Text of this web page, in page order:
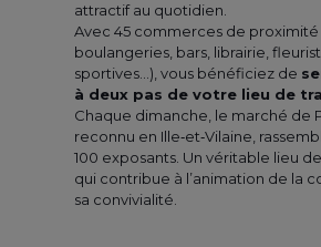
attractif au quotidien.
Avec 45 commerces de proximité
boulangeries, bars, librairie,
sportives…), vous bénéficiez de
à deux pas de votre lieu de
Chaque dimanche, le marché de
reconnu en Ille‑et‑Vilaine,
100 exposants. Un véritable lieu
qui contribue à l’animation de la
sa convivialité.